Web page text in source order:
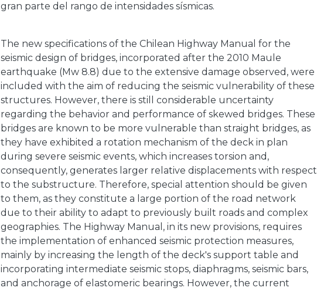
gran parte del rango de intensidades sísmicas.
The new specifications of the Chilean Highway Manual for the
seismic design of bridges, incorporated after the 2010 Maule
earthquake (Mw 8.8) due to the extensive damage observed, were
included with the aim of reducing the seismic vulnerability of these
structures. However, there is still considerable uncertainty
regarding the behavior and performance of skewed bridges. These
bridges are known to be more vulnerable than straight bridges, as
they have exhibited a rotation mechanism of the deck in plan
during severe seismic events, which increases torsion and,
consequently, generates larger relative displacements with respect
to the substructure. Therefore, special attention should be given
to them, as they constitute a large portion of the road network
due to their ability to adapt to previously built roads and complex
geographies. The Highway Manual, in its new provisions, requires
the implementation of enhanced seismic protection measures,
mainly by increasing the length of the deck's support table and
incorporating intermediate seismic stops, diaphragms, seismic bars,
and anchorage of elastomeric bearings. However, the current